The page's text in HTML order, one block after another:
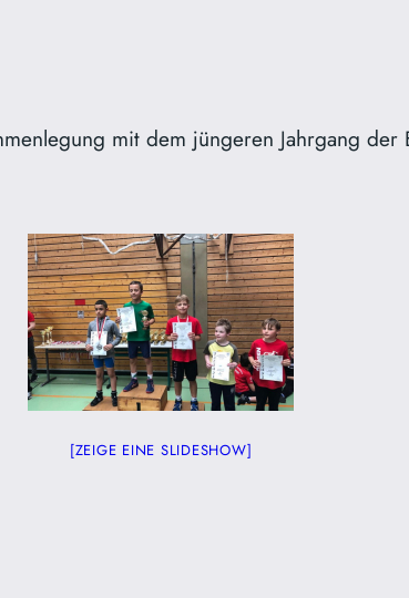
mit dem jüngeren Jahrgang
[ZEIGE EINE SLIDESHOW]